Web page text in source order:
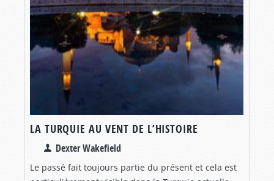
LA TURQUIE AU VENT DE L’HISTOIRE
Dexter Wakefield
Le passé fait toujours partie du présent et cela est